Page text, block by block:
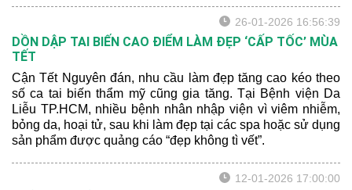
26-01-2026 16:56:39
DỒN DẬP TAI BIẾN CAO ĐIỂM LÀM ĐẸP ‘CẤP TỐC’ MÙA
TẾT
Cận Tết Nguyên đán, nhu cầu làm đẹp tăng cao kéo theo
số ca tai biến thẩm mỹ cũng gia tăng. Tại Bệnh viện Da
Liễu TP.HCM, nhiều bệnh nhân nhập viện vì viêm nhiễm,
bỏng da, hoại tử, sau khi làm đẹp tại các spa hoặc sử dụng
sản phẩm được quảng cáo “đẹp không tì vết”.
12-01-2026 17:00:00